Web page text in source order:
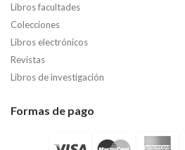
Libros facultades
Colecciones
Libros electrónicos
Revistas
Libros de investigación
Formas de pago